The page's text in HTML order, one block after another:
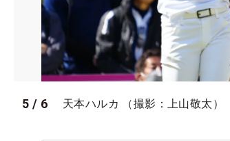
5 / 6 天本ハルカ （撮影：上山敬太）